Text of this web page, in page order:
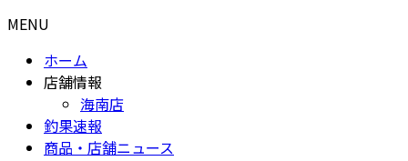
MENU
ホーム
店舗情報
海南店
釣果速報
商品・店舗ニュース